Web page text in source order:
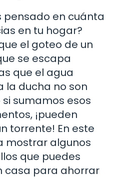
pensado en cuánta
en tu hogar?
el goteo de un
se escapa
que el agua
la ducha no son
sumamos esos
¡pueden
torrente! En este
mostrar algunos
que puedes
casa para ahorrar